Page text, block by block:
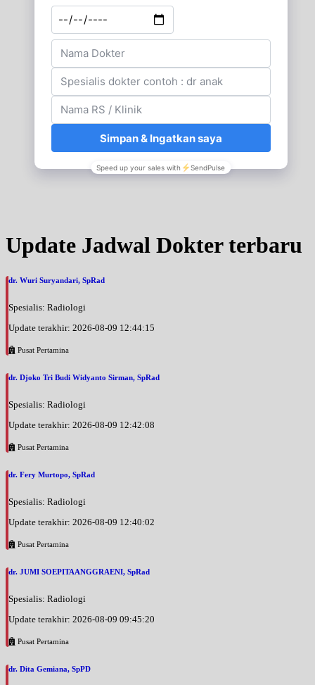
Update Jadwal Dokter terbaru
dr. Wuri Suryandari, SpRad
Spesialis: Radiologi
Update terakhir: 2026-08-09 12:44:15
Pusat Pertamina
dr. Djoko Tri Budi Widyanto Sirman, SpRad
Spesialis: Radiologi
Update terakhir: 2026-08-09 12:42:08
Pusat Pertamina
dr. Fery Murtopo, SpRad
Spesialis: Radiologi
Update terakhir: 2026-08-09 12:40:02
Pusat Pertamina
dr. JUMI SOEPITAANGGRAENI, SpRad
Spesialis: Radiologi
Update terakhir: 2026-08-09 09:45:20
Pusat Pertamina
dr. Dita Gemiana, SpPD